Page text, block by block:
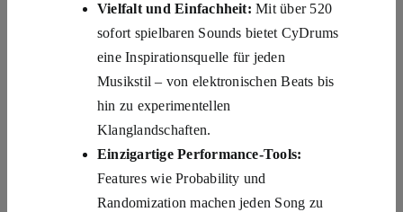
Vielfalt und Einfachheit: Mit über 520
sofort spielbaren Sounds bietet CyDrums
eine Inspirationsquelle für jeden
Musikstil – von elektronischen Beats bis
hin zu experimentellen
Klanglandschaften.
Einzigartige Performance-Tools:
Features wie Probability und
Randomization machen jeden Song zu